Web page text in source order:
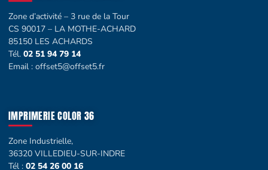
Zone d’activité – 3 rue de la Tour
CS 90017 – LA MOTHE-ACHARD
85150 LES ACHARDS
Tél. 02 51 94 79 14
Email : offset5@offset5.fr
IMPRIMERIE COLOR 36
Zone Industrielle,
36320 VILLEDIEU-SUR-INDRE
Tél : 02 54 26 00 16